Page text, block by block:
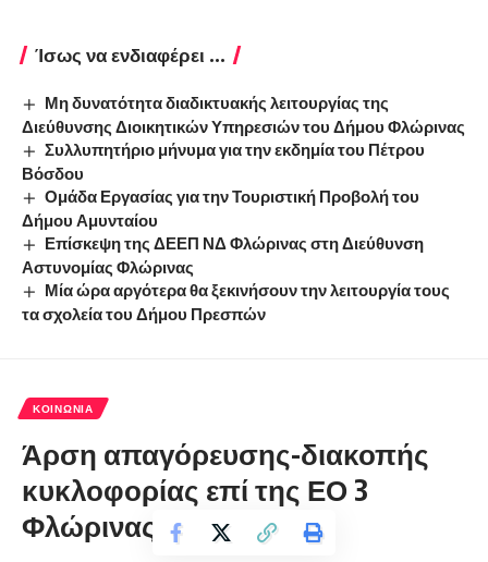
Ίσως να ενδιαφέρει ...
Μη δυνατότητα διαδικτυακής λειτουργίας της
Διεύθυνσης Διοικητικών Υπηρεσιών του Δήμου Φλώρινας
Συλλυπητήριο μήνυμα για την εκδημία του Πέτρου
Βόσδου
Ομάδα Εργασίας για την Τουριστική Προβολή του
Δήμου Αμυνταίου
Επίσκεψη της ΔΕΕΠ ΝΔ Φλώρινας στη Διεύθυνση
Αστυνομίας Φλώρινας
Μία ώρα αργότερα θα ξεκινήσουν την λειτουργία τους
τα σχολεία του Δήμου Πρεσπών
ΚΟΙΝΩΝΊΑ
Άρση απαγόρευσης-διακοπής
κυκλοφορίας επί της ΕΟ 3
Φλώρινας – Κοζάνης